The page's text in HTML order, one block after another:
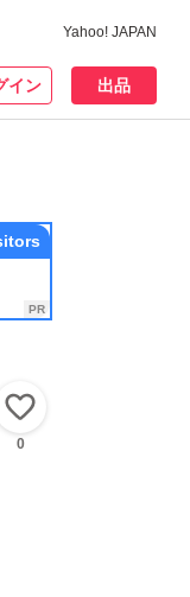
Yahoo! JAPAN
イン 出品
0